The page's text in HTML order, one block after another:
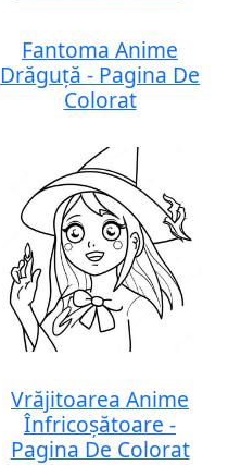
Fantoma Anime
Drăguță - Pagina De
Colorat
Vrăjitoarea Anime
Înfricoșătoare -
Pagina De Colorat